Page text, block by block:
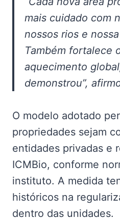
mais cuidado com
nossos rios e
Também fortalece
aquecimento
demonstrou”,
O modelo adotado
propriedades sejam
entidades privadas e
ICMBio, conforme
instituto. A medida
históricos na
dentro das unidades.